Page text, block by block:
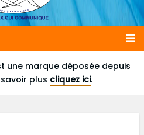
une marque déposée depuis
savoir plus cliquez ici.